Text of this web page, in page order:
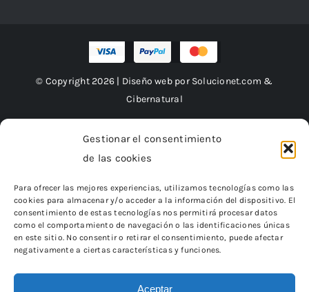
Gestionar el consentimiento
de las cookies
Para ofrecer las mejores experiencias, utilizamos tecnologías como las
cookies para almacenar y/o acceder a la información del dispositivo. El
consentimiento de estas tecnologías nos permitirá procesar datos
como el comportamiento de navegación o las identificaciones únicas
en este sitio. No consentir o retirar el consentimiento, puede afectar
negativamente a ciertas características y funciones.
Aceptar
© Copyright 2026 | Diseño web por Solucionet.com &
Cibernatural